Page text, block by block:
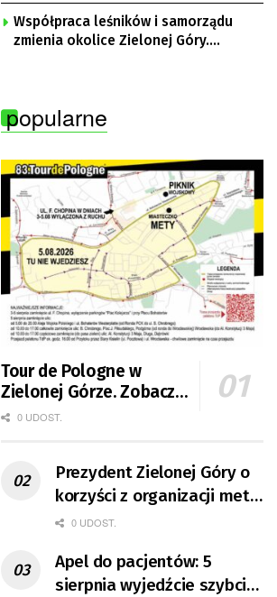
Współpraca leśników i samorządu
zmienia okolice Zielonej Góry.
popularne
Tour de Pologne w
Zielonej Górze. Zobacz
zmiany w organizacji
0 UDOST.
Prezydent Zielonej Góry o
korzyści z organizacji mety
Tour de Pologne
0 UDOST.
Apel do pacjentów: 5
sierpnia wyjedźcie szybciej